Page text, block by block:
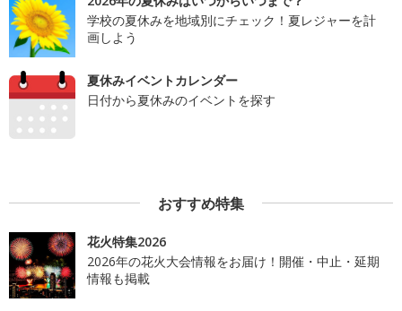
学校の夏休みを地域別にチェック！夏レジャーを計
画しよう
夏休みイベントカレンダー
日付から夏休みのイベントを探す
おすすめ特集
花火特集2026
2026年の花火大会情報をお届け！開催・中止・延期
情報も掲載